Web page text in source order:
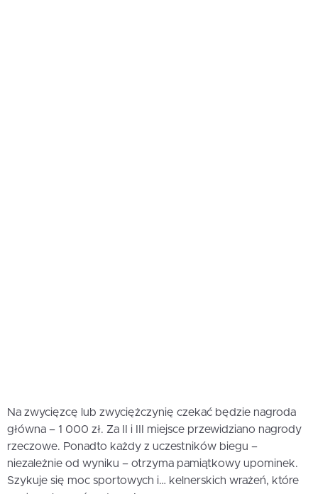
Na zwycięzcę lub zwyciężczynię czekać będzie nagroda
główna – 1 000 zł. Za II i III miejsce przewidziano nagrody
rzeczowe. Ponadto każdy z uczestników biegu –
niezależnie od wyniku – otrzyma pamiątkowy upominek.
Szykuje się moc sportowych i… kelnerskich wrażeń, które